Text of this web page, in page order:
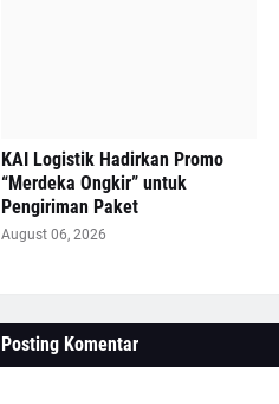
KAI Logistik Hadirkan Promo
“Merdeka Ongkir” untuk
Pengiriman Paket
August 06, 2026
Posting Komentar